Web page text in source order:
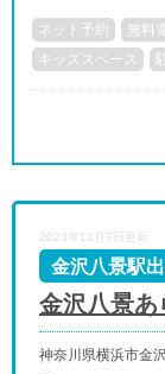
ネット予約 無料
キッズスペース
2023年11月7日更新
金沢八景あ
金沢八景駅
神奈川県横浜市金